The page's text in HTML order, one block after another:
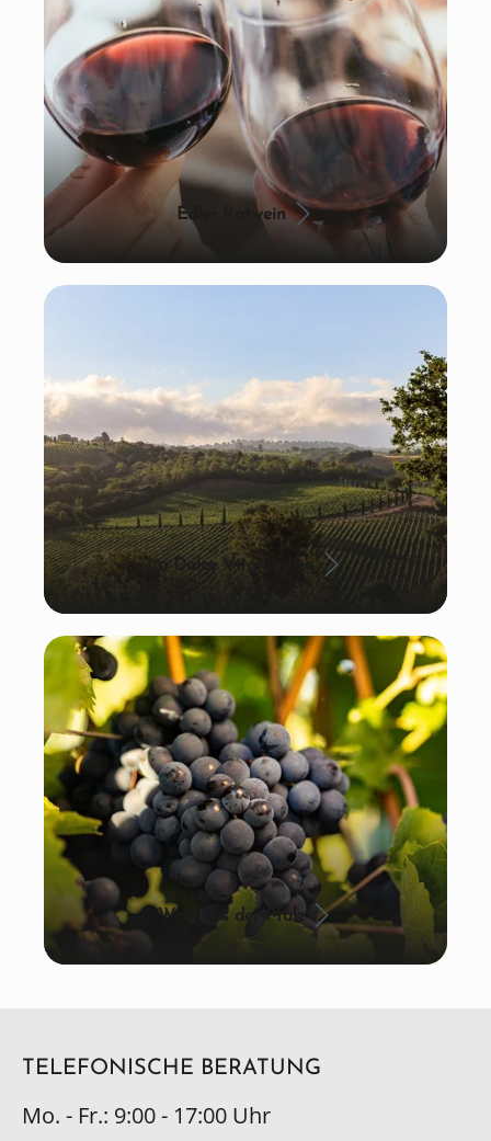
Edler Rotwein
La Dolce Vita: Italien
Wein aus der Pfalz
TELEFONISCHE BERATUNG
Mo. - Fr.: 9:00 - 17:00 Uhr